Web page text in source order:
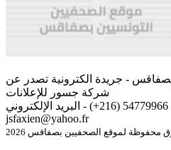
- جريدة الكترونية تصدر عن
شركة جسور للإعلانات
للإتصال أو نشر الردود الهاتف 54779966 (216+) - البريد الإلكتروني
jsfaxien@yahoo.fr
محفوظة لموقع الصحفيين بصفاقس 2026